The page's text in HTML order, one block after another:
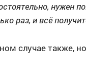
нужен
раз, и всё
случае также,